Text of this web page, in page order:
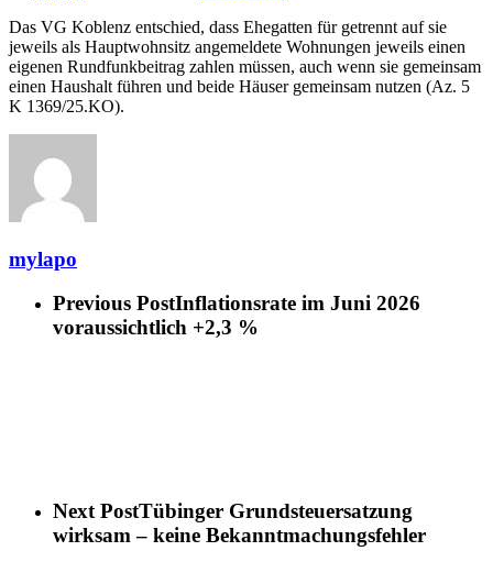
Das VG Koblenz entschied, dass Ehegatten für getrennt auf sie
jeweils als Hauptwohnsitz angemeldete Wohnungen jeweils einen
eigenen Rundfunkbeitrag zahlen müssen, auch wenn sie gemeinsam
einen Haushalt führen und beide Häuser gemeinsam nutzen (Az. 5
K 1369/25.KO).
mylapo
Previous PostInflationsrate im Juni 2026
voraussichtlich +2,3 %
Next PostTübinger Grundsteuersatzung
wirksam – keine Bekanntmachungsfehler